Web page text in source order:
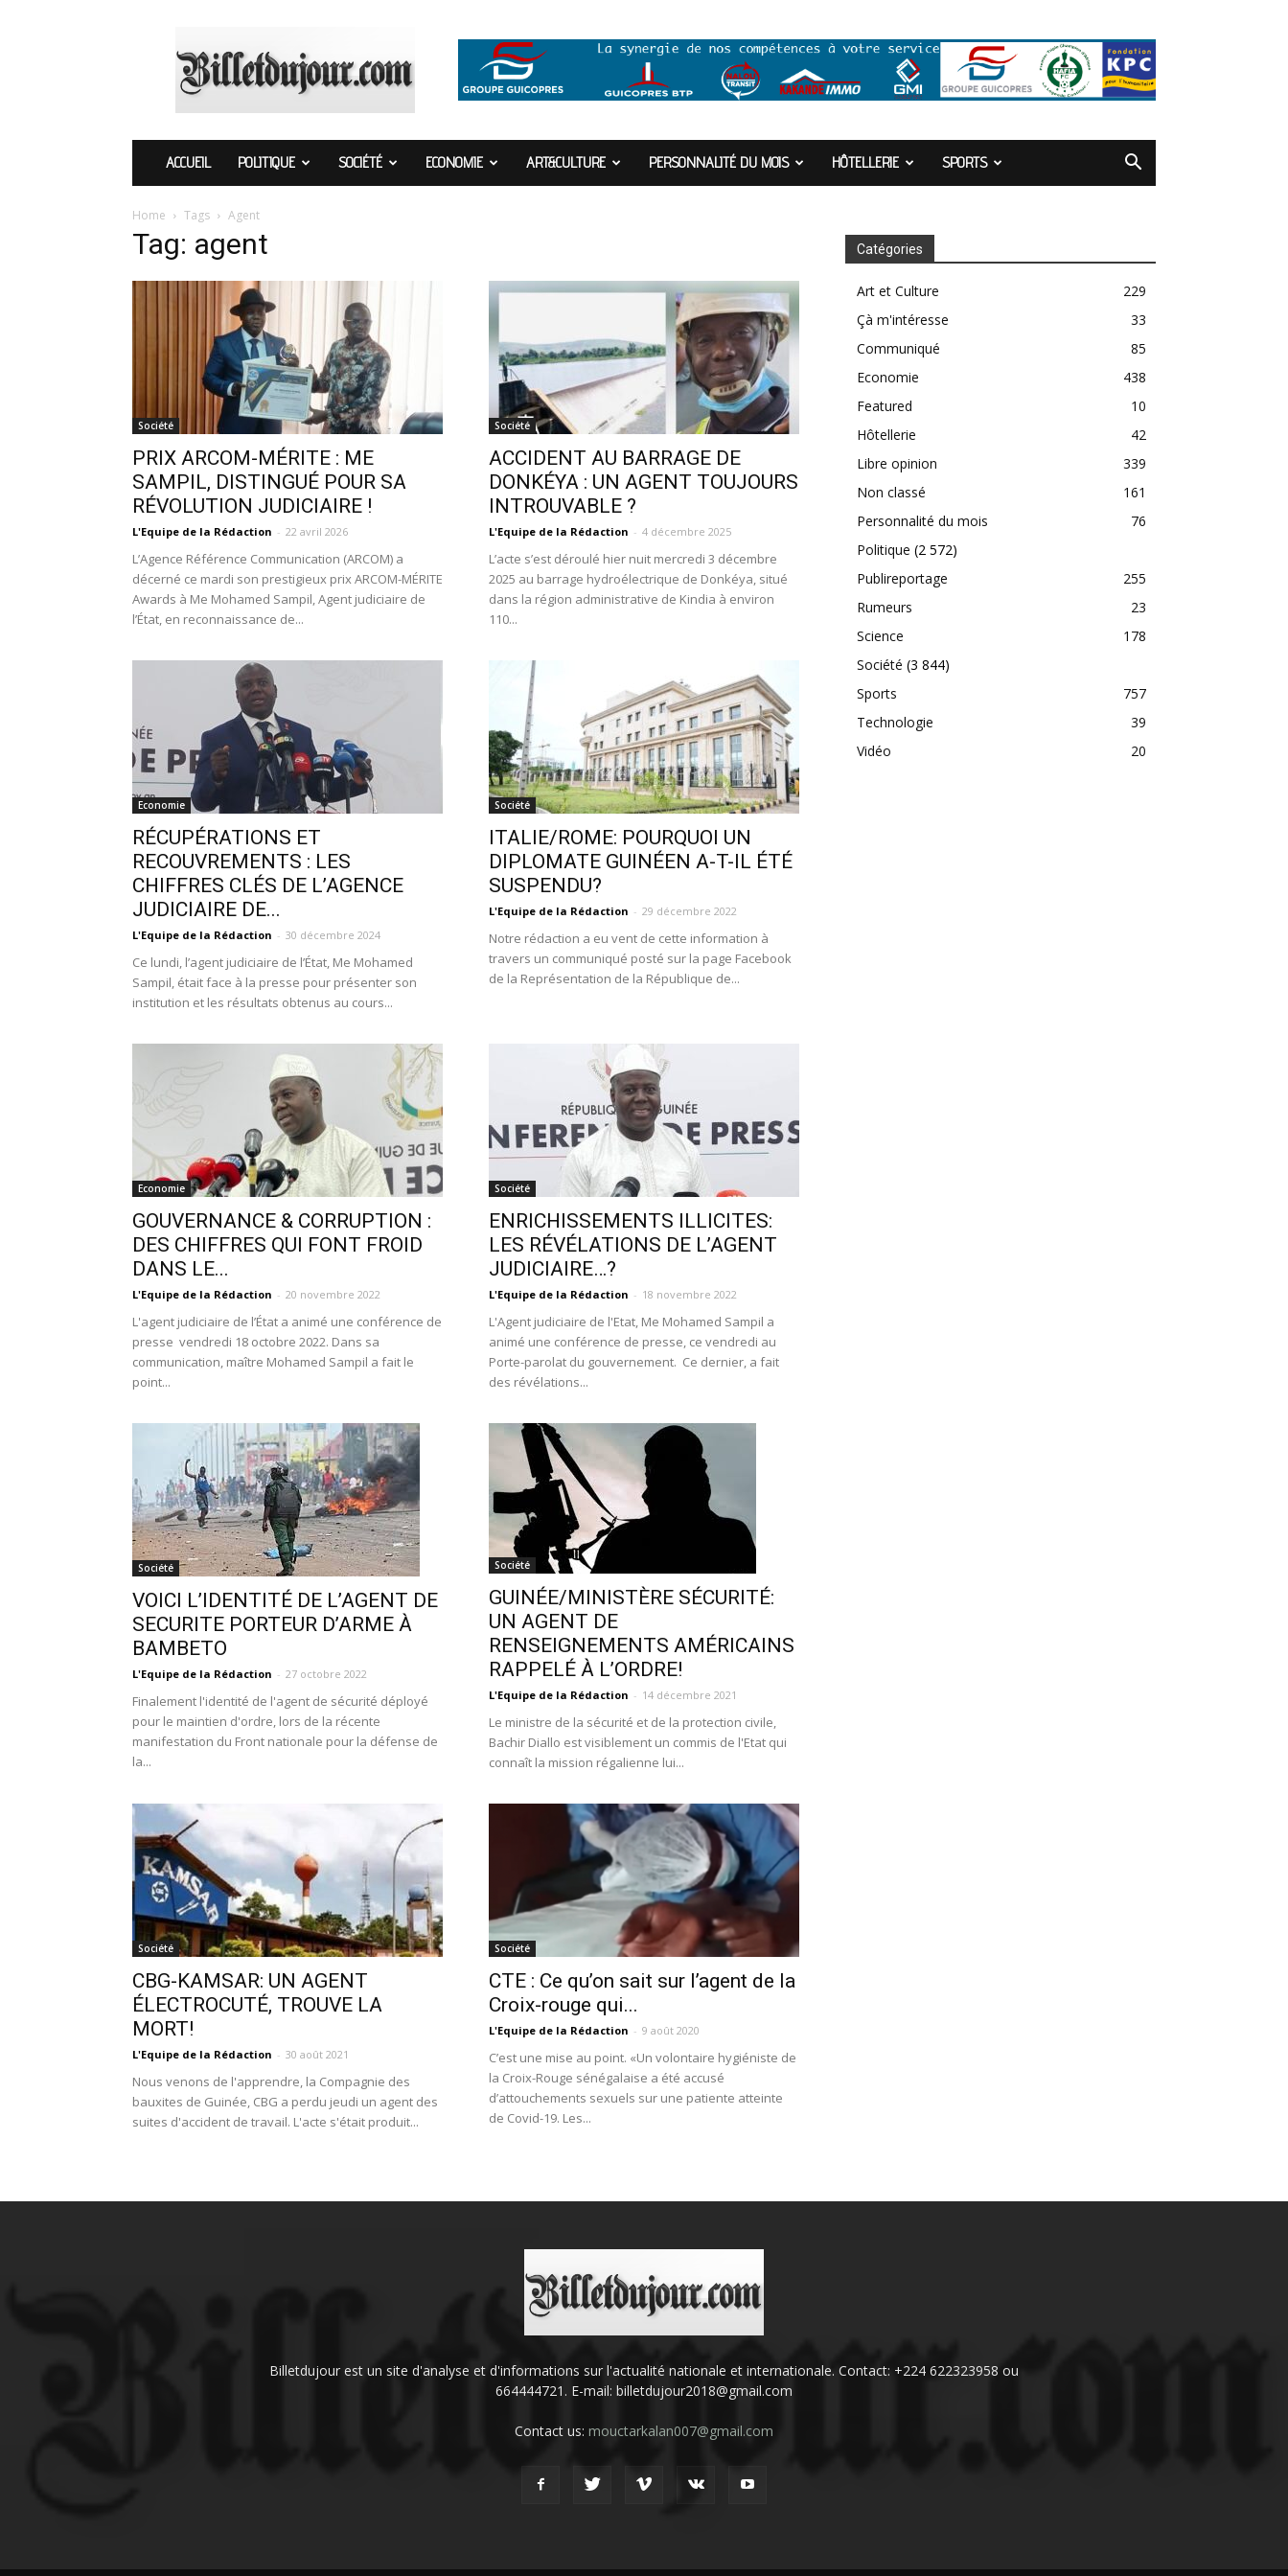
ACCUEIL POLITIQUE SOCIÉTÉ ECONOMIE ART&CULTURE PERSONNALITÉ DU MOIS HÔTELLERIE SPORTS
Home Tags Agent
Tag: agent
Société
PRIX ARCOM-MÉRITE : ME
SAMPIL, DISTINGUÉ POUR SA
RÉVOLUTION JUDICIAIRE !
L'Equipe de la Rédaction - 22 avril 2026
L’Agence Référence Communication (ARCOM) a
décerné ce mardi son prestigieux prix ARCOM-MÉRITE
Awards à Me Mohamed Sampil, Agent judiciaire de
l’État, en reconnaissance de...
Société
ACCIDENT AU BARRAGE DE
DONKÉYA : UN AGENT TOUJOURS
INTROUVABLE ?
L'Equipe de la Rédaction - 4 décembre 2025
L’acte s’est déroulé hier nuit mercredi 3 décembre
2025 au barrage hydroélectrique de Donkéya, situé
dans la région administrative de Kindia à environ
110...
Economie
RÉCUPÉRATIONS ET
RECOUVREMENTS : LES
CHIFFRES CLÉS DE L’AGENCE
JUDICIAIRE DE...
L'Equipe de la Rédaction - 30 décembre 2024
Ce lundi, l’agent judiciaire de l’État, Me Mohamed
Sampil, était face à la presse pour présenter son
institution et les résultats obtenus au cours...
Société
ITALIE/ROME: POURQUOI UN
DIPLOMATE GUINÉEN A-T-IL ÉTÉ
SUSPENDU?
L'Equipe de la Rédaction - 29 décembre 2022
Notre rédaction a eu vent de cette information à
travers un communiqué posté sur la page Facebook
de la Représentation de la République de...
Economie
GOUVERNANCE & CORRUPTION :
DES CHIFFRES QUI FONT FROID
DANS LE...
L'Equipe de la Rédaction - 20 novembre 2022
L'agent judiciaire de l’État a animé une conférence de
presse vendredi 18 octobre 2022. Dans sa
communication, maître Mohamed Sampil a fait le
point...
Société
ENRICHISSEMENTS ILLICITES:
LES RÉVÉLATIONS DE L’AGENT
JUDICIAIRE…?
L'Equipe de la Rédaction - 18 novembre 2022
L'Agent judiciaire de l'Etat, Me Mohamed Sampil a
animé une conférence de presse, ce vendredi au
Porte-parolat du gouvernement. Ce dernier, a fait
des révélations...
Société
VOICI L’IDENTITÉ DE L’AGENT DE
SECURITE PORTEUR D’ARME À
BAMBETO
L'Equipe de la Rédaction - 27 octobre 2022
Finalement l'identité de l'agent de sécurité déployé
pour le maintien d'ordre, lors de la récente
manifestation du Front nationale pour la défense de
la...
Société
GUINÉE/MINISTÈRE SÉCURITÉ:
UN AGENT DE
RENSEIGNEMENTS AMÉRICAINS
RAPPELÉ À L’ORDRE!
L'Equipe de la Rédaction - 14 décembre 2021
Le ministre de la sécurité et de la protection civile,
Bachir Diallo est visiblement un commis de l'Etat qui
connaît la mission régalienne lui...
Société
CBG-KAMSAR: UN AGENT
ÉLECTROCUTÉ, TROUVE LA
MORT!
L'Equipe de la Rédaction - 30 août 2021
Nous venons de l'apprendre, la Compagnie des
bauxites de Guinée, CBG a perdu jeudi un agent des
suites d'accident de travail. L'acte s'était produit...
Société
CTE : Ce qu’on sait sur l’agent de la
Croix-rouge qui...
L'Equipe de la Rédaction - 9 août 2020
C’est une mise au point. «Un volontaire hygiéniste de
la Croix-Rouge sénégalaise a été accusé
d’attouchements sexuels sur une patiente atteinte
de Covid-19. Les...
Catégories
Art et Culture
229
Çà m'intéresse
33
Communiqué
85
Economie
438
Featured
10
Hôtellerie
42
Libre opinion
339
Non classé
161
Personnalité du mois
76
Politique (2 572)
Publireportage
255
Rumeurs
23
Science
178
Société (3 844)
Sports
757
Technologie
39
Vidéo
20
Billetdujour est un site d'analyse et d'informations sur l'actualité nationale et internationale. Contact: +224 622323958 ou
664444721. E-mail: billetdujour2018@gmail.com
Contact us: mouctarkalan007@gmail.com